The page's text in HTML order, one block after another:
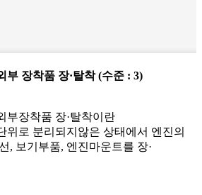
부 장착품 장·탈착(수준 : 3)
부장착품 장·탈착이란
위로 분리되지않은 상태에서 엔진의
, 보기부품, 엔진마운트를 장·